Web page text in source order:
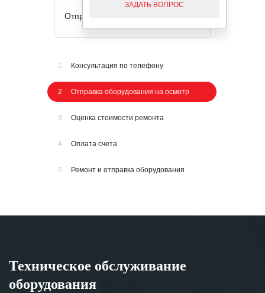
Отправка оборудования на осмотр
1 Консультация по телефону
2 Отправка оборудования на осмотр
3 Оценка стоимости ремонта
4 Оплата счета
5 Ремонт и отправка оборудования
Техническое обслуживание
оборудования
ЗАДАТЬ ВОПРОС